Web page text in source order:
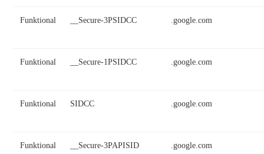
Funktional __Secure-3PSIDCC .google.com
Funktional __Secure-1PSIDCC .google.com
Funktional SIDCC .google.com
Funktional __Secure-3PAPISID .google.com